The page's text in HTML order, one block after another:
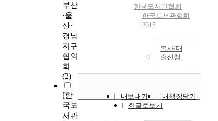
부산
·울
산·
경남
지구
협의
회
(2)
[한
국도
서관
한국도서관협회
한국도서관협회
2015
복사/대
출신청
내보내기
내책장담기
한글로보기